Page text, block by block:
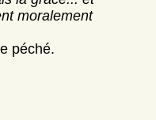
moralement
péché.